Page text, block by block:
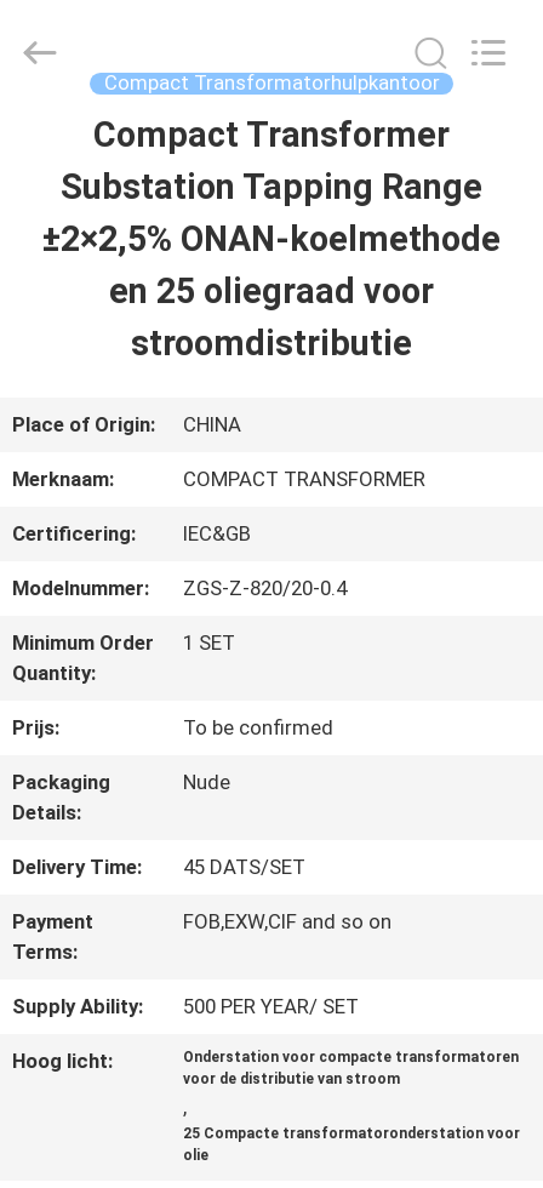
PRODUCTEN
FABRIEKSREIS
KWALITEITSCONTROLE
CONTACTEER
ONS
NIEUWS
VERZOEK
OM EEN
(Group)
Compact Transformatorhulpkantoor
Compact Transformer
Substation Tapping Range
±2×2,5% ONAN-koelmethode
en 25 oliegraad voor
stroomdistributie
Place of Origin: CHINA
Merknaam: COMPACT TRANSFORMER
Certificering: IEC&GB
Modelnummer: ZGS-Z-820/20-0.4
Minimum Order
Quantity:
1 SET
Prijs: To be confirmed
Packaging
Details:
Nude
Delivery Time: 45 DATS/SET
Payment
Terms:
FOB,EXW,CIF and so on
Supply Ability: 500 PER YEAR/ SET
Hoog licht:
Onderstation voor compacte transformatoren
voor de distributie van stroom
,
25 Compacte transformatoronderstation voor
olie